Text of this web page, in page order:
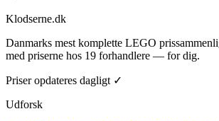
Klodserne.dk
Danmarks mest komplette LEGO
med priserne hos 19 forhandlere — for dig.
Priser opdateres dagligt ✓
Udforsk